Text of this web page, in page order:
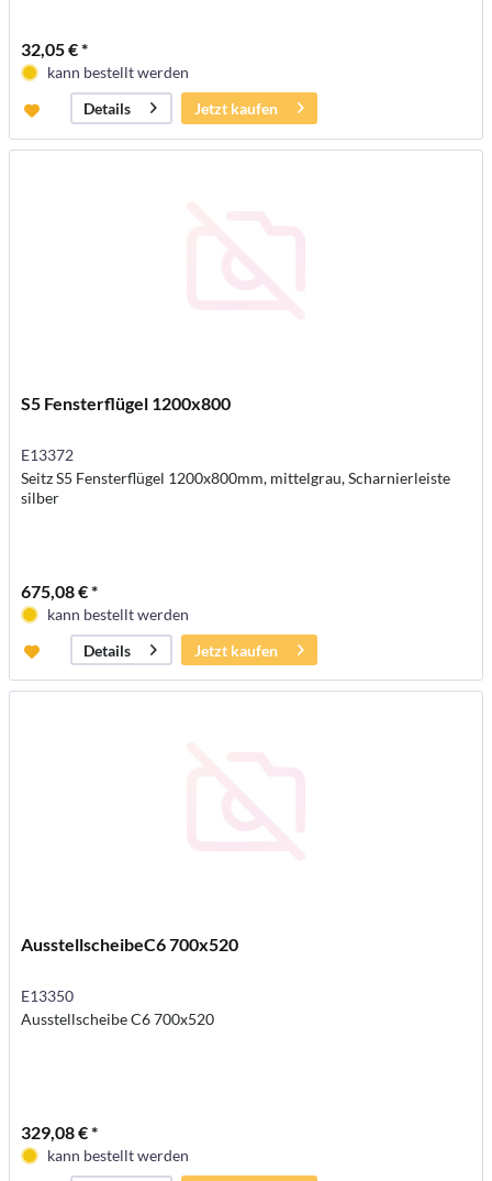
32,05 € *
kann bestellt werden
Details
Jetzt kaufen
S5 Fensterflügel 1200x800
E13372
Seitz S5 Fensterflügel 1200x800mm, mittelgrau, Scharnierleiste
silber
675,08 € *
kann bestellt werden
Details
Jetzt kaufen
AusstellscheibeC6 700x520
E13350
Ausstellscheibe C6 700x520
329,08 € *
kann bestellt werden